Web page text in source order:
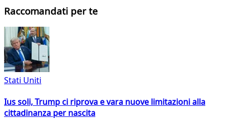
Raccomandati per te
Stati Uniti
Ius soli, Trump ci riprova e vara nuove limitazioni alla
cittadinanza per nascita